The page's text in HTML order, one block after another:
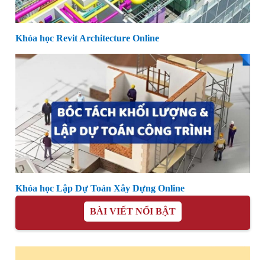
Khóa học Revit Architecture Online
Khóa học Lập Dự Toán Xây Dựng Online
BÀI VIẾT NỔI BẬT